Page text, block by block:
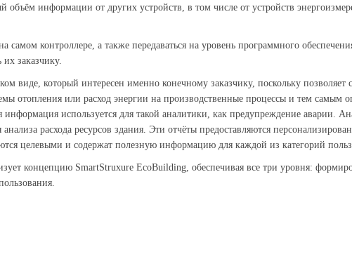
объём информации от других устройств, в том числе от устройств
самом контроллере, а также передаваться на уровень программного
заказчику.
виде, который интересен именно конечному заказчику, поскольку
отопления или расход энергии на производственные процессы и тем самым
используется для такой аналитики, как предупреждение аварии.
расхода ресурсов здания. Эти отчёты предоставляются
целевыми и содержат полезную информацию для каждой из категорий
концепцию SmartStruxure EcoBuilding, обеспечивая все три уровня: